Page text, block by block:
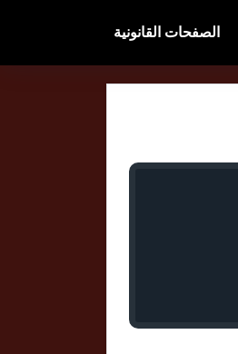
الصفحات القانونية